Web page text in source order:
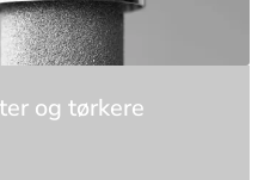
og tørkere